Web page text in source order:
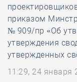
приказом
№ 909/пр «Об
утверждения
утвержденных
11:29, 24 января